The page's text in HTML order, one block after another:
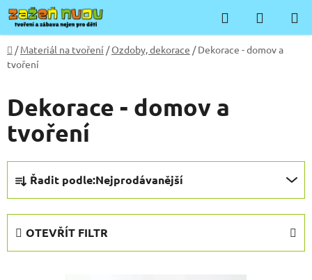
Přejít
na
obsah
Hledat
KOŠÍK
Domů
/ Materiál na tvoření /Ozdoby, dekorace / Dekorace - domov a
tvoření
Dekorace - domov a
tvoření
Ř
z
Řadit podle:Nejprodávanější
OTEVŘÍT FILTR